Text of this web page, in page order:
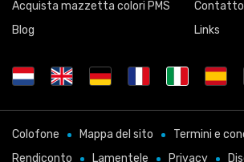
Acquista mazzetta colori PMS
Blog
Contatto
Links
Colofone Mappa del sito
Termini e
Rendiconto
Lamentele Privacy